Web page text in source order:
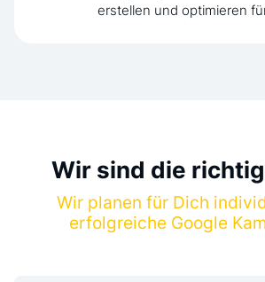
erstellen und optimieren
Wir sind die
Wir planen für Dich
erfolgreiche Google